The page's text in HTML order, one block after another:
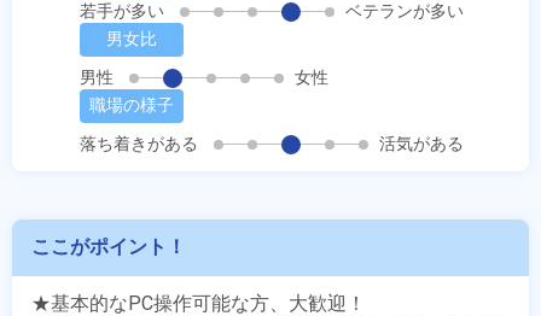
若手が多い
ベテランが多い
男女比
男性
女性
職場の様子
落ち着きがある
活気がある
ここがポイント！
★基本的なPC操作可能な方、大歓迎！